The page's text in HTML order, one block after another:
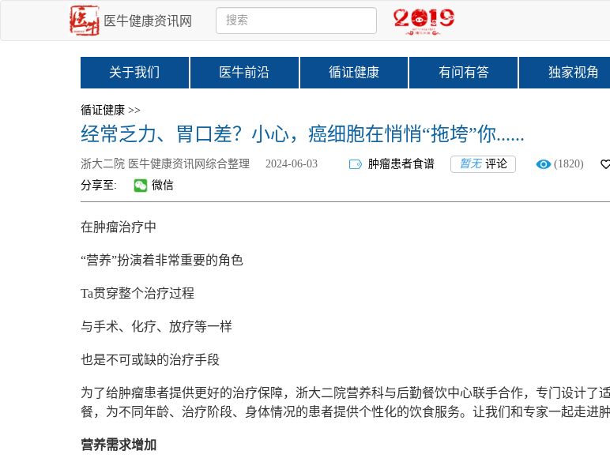
医牛健康资讯网
关于我们 医牛前沿 循证健康 有问有答 独家视角
循证健康 >>
经常乏力、胃口差？小心，癌细胞在悄悄“拖垮”你......
浙大二院 医牛健康资讯网综合整理 2024-06-03 肿瘤患者食谱 暂无 评论 (1820)
分享至:
微信
在肿瘤治疗中
“营养”扮演着非常重要的角色
Ta贯穿整个治疗过程
与手术、化疗、放疗等一样
也是不可或缺的治疗手段
为了给肿瘤患者提供更好的治疗保障，浙大二院营养科与后勤餐饮中心联手合作，专门设计了
餐，为不同年龄、治疗阶段、身体情况的患者提供个性化的饮食服务。让我们和专家一起走进
营养需求增加